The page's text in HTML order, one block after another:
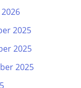
2025
2025
2025